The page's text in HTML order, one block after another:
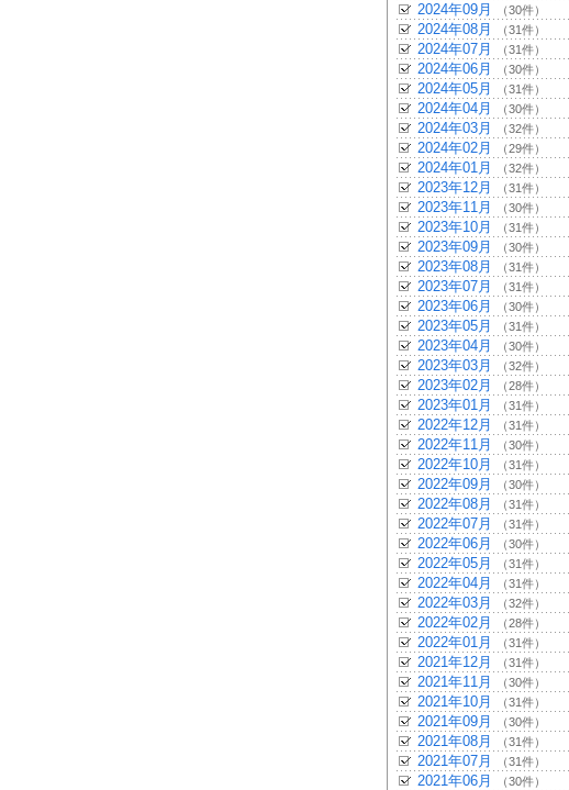
2024年09月 （30件）
2024年08月 （31件）
2024年07月 （31件）
2024年06月 （30件）
2024年05月 （31件）
2024年04月 （30件）
2024年03月 （32件）
2024年02月 （29件）
2024年01月 （32件）
2023年12月 （31件）
2023年11月 （30件）
2023年10月 （31件）
2023年09月 （30件）
2023年08月 （31件）
2023年07月 （31件）
2023年06月 （30件）
2023年05月 （31件）
2023年04月 （30件）
2023年03月 （32件）
2023年02月 （28件）
2023年01月 （31件）
2022年12月 （31件）
2022年11月 （30件）
2022年10月 （31件）
2022年09月 （30件）
2022年08月 （31件）
2022年07月 （31件）
2022年06月 （30件）
2022年05月 （31件）
2022年04月 （31件）
2022年03月 （32件）
2022年02月 （28件）
2022年01月 （31件）
2021年12月 （31件）
2021年11月 （30件）
2021年10月 （31件）
2021年09月 （30件）
2021年08月 （31件）
2021年07月 （31件）
2021年06月 （30件）